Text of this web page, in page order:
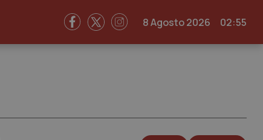
8 Agosto 2026 02:55